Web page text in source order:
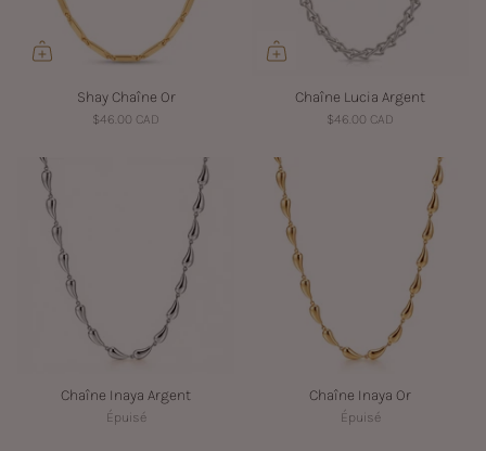
Shay Chaîne Or
$46.00 CAD
Chaîne Lucia Argent
$46.00 CAD
Chaîne Inaya Argent
Épuisé
Chaîne Inaya Or
Épuisé